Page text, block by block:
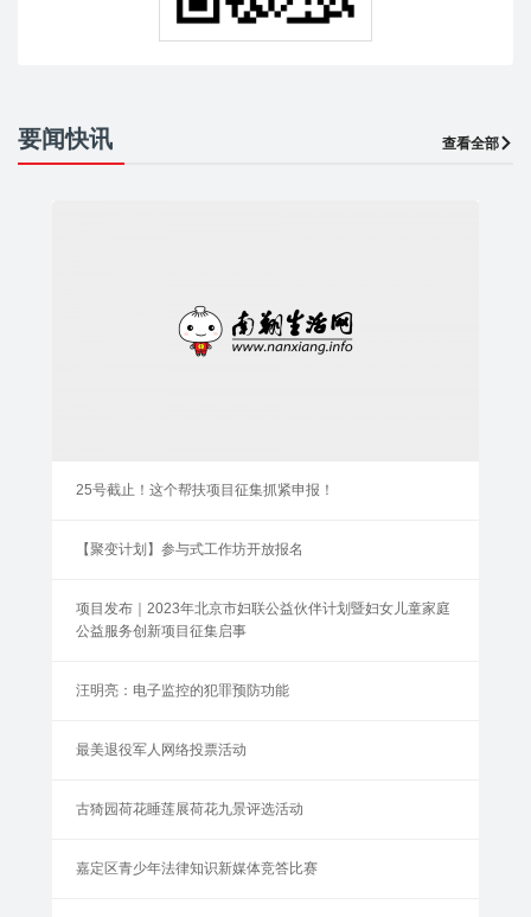
要闻快讯 查看全部
25号截止！这个帮扶项目征集抓紧申报！
【聚变计划】参与式工作坊开放报名
项目发布｜2023年北京市妇联公益伙伴计划暨妇女儿童家庭
公益服务创新项目征集启事
汪明亮：电子监控的犯罪预防功能
最美退役军人网络投票活动
古猗园荷花睡莲展荷花九景评选活动
嘉定区青少年法律知识新媒体竞答比赛